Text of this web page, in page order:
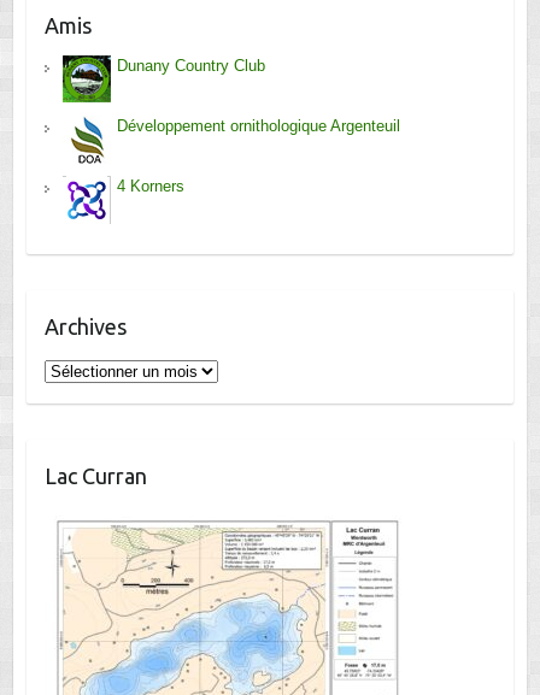
Amis
Dunany Country Club
Développement ornithologique Argenteuil
4 Korners
Archives
Archives
Lac Curran